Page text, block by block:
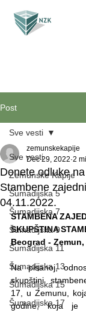
Post
Sve vesti
Zemunske Kapije
Šumadijska 5
Šumadijska 7
Šumadijska 9
Šumadijska 11
Šumadijska 13
Šumadijska 15
Šumadijska 17
Sve vesti
Donete odluke
Stambene
04.11.2022.
zemunskekapije
Dec 29, 2022 2
STAMBENA
SKUPŠTINA
Beograd -
Na pisanoj,
skupštini
17, u Zemunu,
godine, koja je